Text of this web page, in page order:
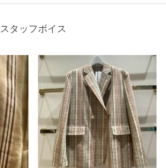
スタッフボイス